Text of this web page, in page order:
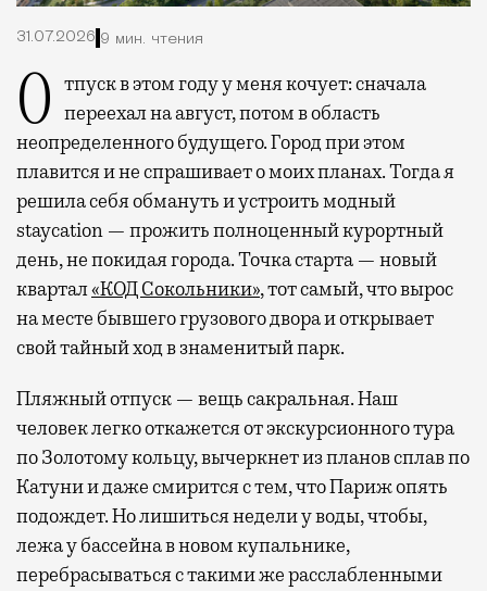
31.07.2026 9 мин. чтения
Отпуск в этом году у меня кочует: сначала переехал на август, потом в область
неопределенного будущего. Город при этом
плавится и не спрашивает о моих планах. Тогда я
решила себя обмануть и устроить модный
staycation — прожить полноценный курортный
день, не покидая города. Точка старта — новый
квартал«КОД Сокольники», тот самый, что вырос
на месте бывшего грузового двора и открывает
свой тайный ход в знаменитый парк.
Пляжный отпуск — вещь сакральная. Наш
человек легко откажется от экскурсионного тура
по Золотому кольцу, вычеркнет из планов сплав по
Катуни и даже смирится с тем, что Париж опять
подождет. Но лишиться недели у воды, чтобы,
лежа у бассейна в новом купальнике,
перебрасываться с такими же расслабленными